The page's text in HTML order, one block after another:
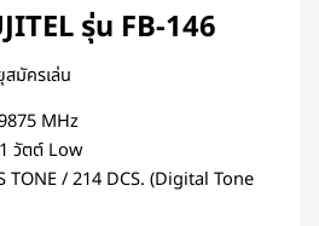
รุ่น FB-146
มัครเล่น
MHz
วัตต์ Low
TONE / 214 DCS. (Digital Tone